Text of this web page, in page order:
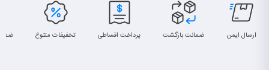
ارسال ایمن ضمانت بازگشت پرداخت اقساطی تخفیفات متنوع